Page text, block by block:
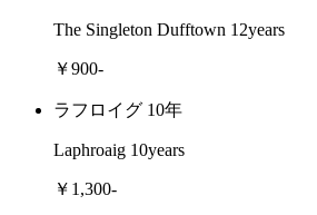
The Singleton Dufftown 12years
￥900-
ラフロイグ 10年
Laphroaig 10years
￥1,300-